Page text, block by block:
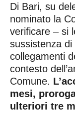
Di Bari, su
nominato la
verificare – si
sussistenza
collegamenti
contesto
Comune.
mesi,
ulteriori tre